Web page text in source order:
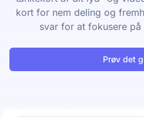
kort for nem deling og
svar for at fokusere
Prøv det